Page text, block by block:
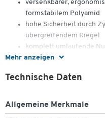
Mehr anzeigen
versenkbarer,
formstabilem Polyamid
hohe Sicherheit durch
übergreifendem Riegel
komplett umlaufende
innenliegende Scharniere
Fassungsvermögen von
Gewicht: ca. 3,6 kg
Technische Daten
Allgemeine Merkmale